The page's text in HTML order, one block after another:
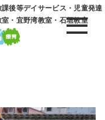
後等デイサービス・児童発達
・宜野湾教室・石垣教室